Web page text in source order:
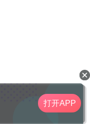
打开APP